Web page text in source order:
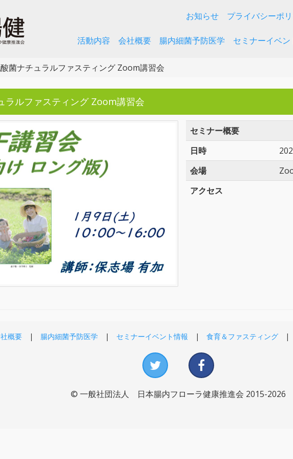
お知らせ プライバシーポ
活動内容 会社概要 腸内細菌予防医学 セミナーイベン
菌ナチュラルファスティング Zoom講習会
ルファスティング Zoom講習会
セミナー概要
日時
会場
アクセス
概要 腸内細菌予防医学 セミナーイベント情報 食育＆ファスティング
© 一般社団法人 日本腸内フローラ健康推進会 2015-2026